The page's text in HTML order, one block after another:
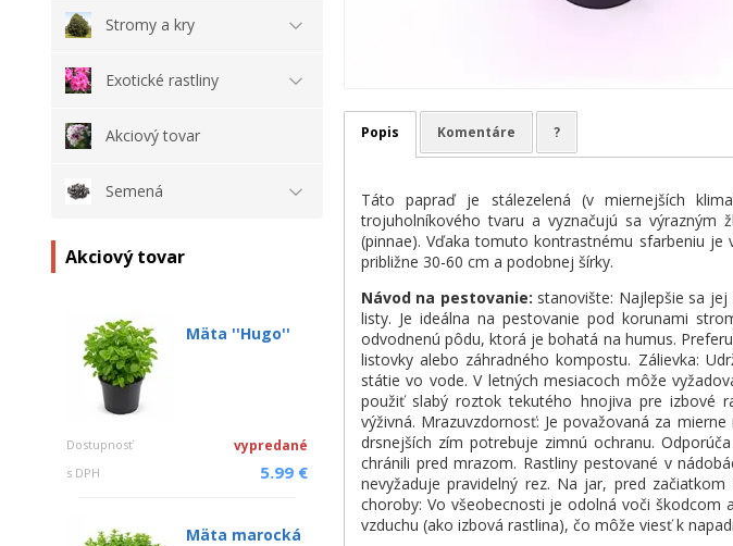
Stromy a kry
Exotické rastliny
Akciový tovar
Semená
Akciový tovar
Mäta ''Hugo''
Dostupnosť vypredané
s DPH 5.99 €
Mäta marocká
Popis Komentáre ?
Táto papraď je stálezelená (v miernejších
trojuholníkového tvaru a vyznačujú sa výrazným
(pinnae). Vďaka tomuto kontrastnému sfarbeniu
približne 30-60 cm a podobnej šírky.
Návod na pestovanie: stanovište: Najlepšie sa
listy. Je ideálna na pestovanie pod korunami
odvodnenú pôdu, ktorá je bohatá na humus.
listovky alebo záhradného kompostu. Zálievka:
státie vo vode. V letných mesiacoch môže
použiť slabý roztok tekutého hnojiva pre izbové
výživná. Mrazuvzdornosť: Je považovaná za
drsnejších zím potrebuje zimnú ochranu.
chránili pred mrazom. Rastliny pestované v
nevyžaduje pravidelný rez. Na jar, pred
choroby: Vo všeobecnosti je odolná voči škodcom
vzduchu (ako izbová rastlina), čo môže viesť k